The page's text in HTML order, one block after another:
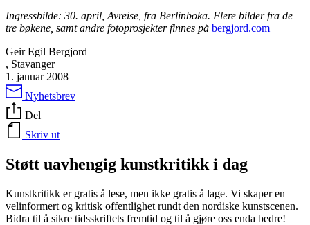
Ingressbilde: 30. april, Avreise, fra Berlinboka. Flere bilder fra de
tre bøkene, samt andre fotoprosjekter finnes på bergjord.com
Geir Egil Bergjord
, Stavanger
1. januar 2008
Nyhetsbrev
Del
Skriv ut
Støtt uavhengig kunstkritikk i dag
Kunstkritikk er gratis å lese, men ikke gratis å lage. Vi skaper en
velinformert og kritisk offentlighet rundt den nordiske kunstscenen.
Bidra til å sikre tidsskriftets fremtid og til å gjøre oss enda bedre!